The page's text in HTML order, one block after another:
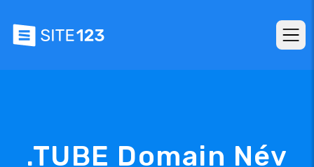
.TUBE Domain Név